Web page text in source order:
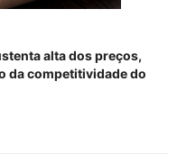
alta dos preços,
da competitividade do